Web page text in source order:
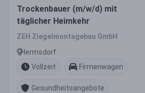
Trockenbauer (m/w/d) mit
täglicher Heimkehr
ZEH Ziegelmontagebau GmbH
Hermsdorf
Vollzeit
Firmenwagen
Gesundheitsangebote